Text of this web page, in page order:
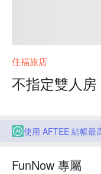
住福旅店
不指定雙人房
使用 AFTEE 結帳最
FunNow 專屬